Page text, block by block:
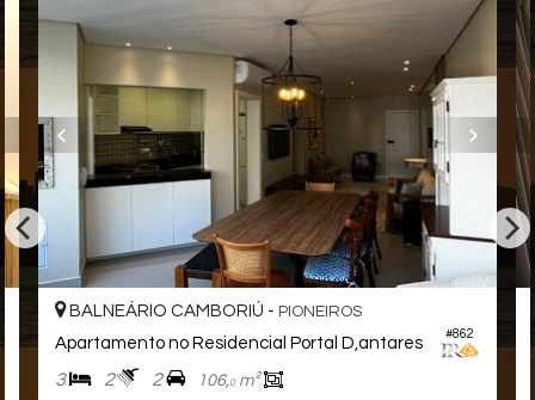
Salão de Festas
Hall Decorado
Características do Imóvel
Ar Condicionado
Churrasqueira
Piso Porcelanato
Vista Mar
Acabamento em Gesso
Móveis Planejados
Área de Serviço
Sacada com Churrasqueira
Sala de Estar
Sala de Jantar
Cozinha
Sacada Integrada
Banheiro Social
#862
BALNEÁRIO CAMBORIÚ - PIONEIROS
Apartamento no Residencial Portal D,antares
3 2 2 106,0m²